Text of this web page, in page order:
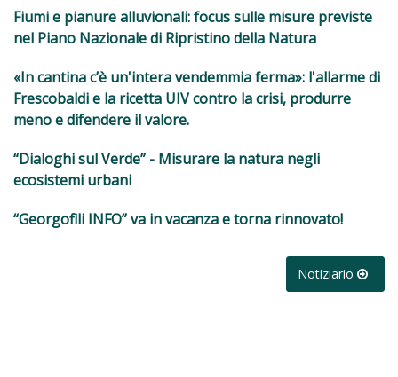
Fiumi e pianure alluvionali: focus sulle misure previste
nel Piano Nazionale di Ripristino della Natura
«In cantina c’è un'intera vendemmia ferma»: l'allarme di
Frescobaldi e la ricetta UIV contro la crisi, produrre
meno e difendere il valore.
“Dialoghi sul Verde” - Misurare la natura negli
ecosistemi urbani
“Georgofili INFO” va in vacanza e torna rinnovato!
Notiziario